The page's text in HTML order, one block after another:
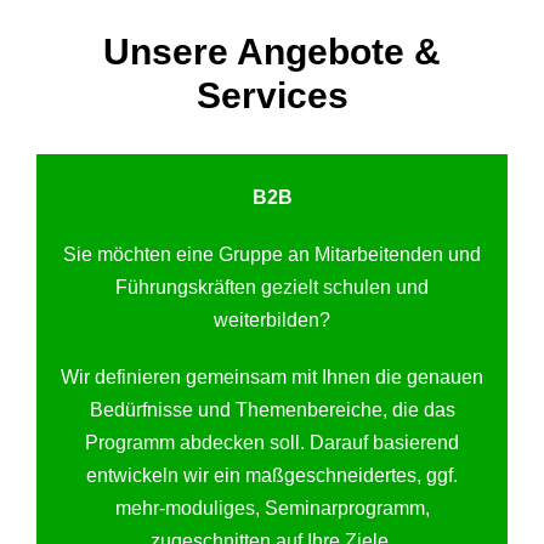
Unsere Angebote &
Services
B2B
Sie möchten eine Gruppe an Mitarbeitenden und
Führungskräften gezielt schulen und
weiterbilden?
Wir definieren gemeinsam mit Ihnen die genauen
Bedürfnisse und Themenbereiche, die das
Programm abdecken soll. Darauf basierend
entwickeln wir ein maßgeschneidertes, ggf.
mehr-moduliges, Seminarprogramm,